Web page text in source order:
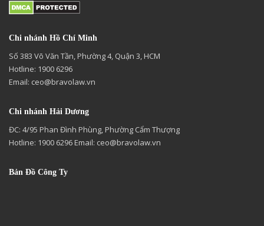
Chi nhánh Hồ Chí Minh
Số 383 Võ Văn Tần, Phường 4, Quận 3, HCM
Hotline: 1900 6296
Email: ceo@bravolaw.vn
Chi nhánh Hải Dương
ĐC: 4/95 Phan Đình Phùng, Phường Cẩm Thượng
Hotline: 1900 6296 Email: ceo@bravolaw.vn
Bản Đồ Công Ty